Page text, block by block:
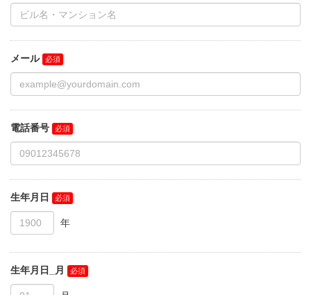
メール
電話番号
生年月日
生年月日_月